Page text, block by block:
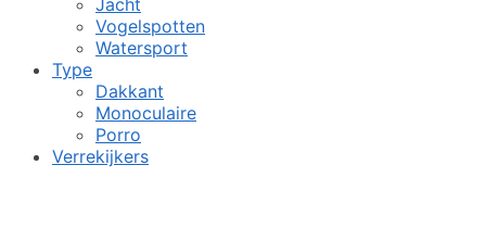
Jacht
Vogelspotten
Watersport
Type
Dakkant
Monoculaire
Porro
Verrekijkers